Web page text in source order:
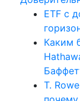
ETF с
Каким
T.